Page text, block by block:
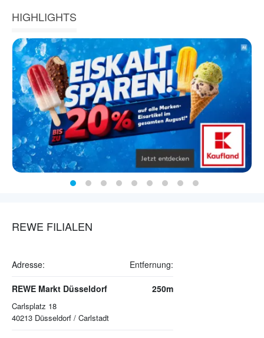
HIGHLIGHTS
REWE FILIALEN
Adresse: Entfernung:
REWE Markt Düsseldorf
Carlsplatz 18
40213 Düsseldorf / Carlstadt
250m